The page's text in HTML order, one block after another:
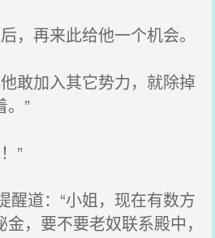
，再来此给他一个机会。
敢加入其它势力，就除掉
。”
”
道：“小姐，现在有数方
，要不要老奴联系殿中，